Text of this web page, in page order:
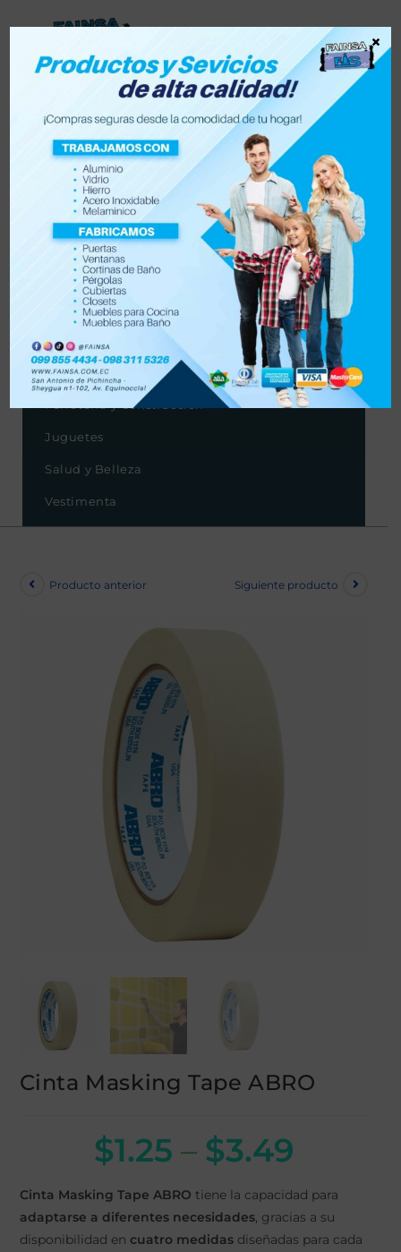
Lista de deseos
0
Tienda
Accesorios para vehículo y moto
Accesorios de hogar
Electrónica
Ferretería y Construcción
Juguetes
Salud y Belleza
Vestimenta
Producto anterior Siguiente producto
Cinta Masking Tape ABRO
$1.25 – $3.49
Cinta Masking Tape ABRO tiene la capacidad para
adaptarse a diferentes necesidades, gracias a su
disponibilidad en cuatro medidasdiseñadas para cada
×